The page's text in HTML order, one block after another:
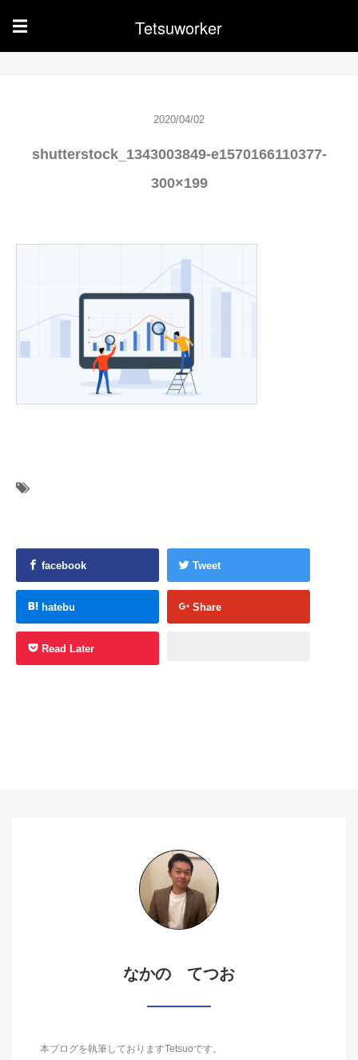
☰ Tetsuworker
2020/04/02
shutterstock_1343003849-e1570166110377-
300×199
facebook Tweet
hatebu Share
Read Later
なかの てつお
本ブログを執筆しておりますTetsuoです。